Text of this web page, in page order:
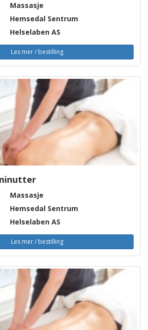
Massasje
Hemsedal Sentrum
Helselaben AS
Les mer / bestilling
Massasje
Hemsedal Sentrum
Helselaben AS
Les mer / bestilling